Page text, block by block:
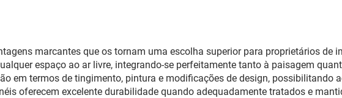
marcantes que os tornam uma escolha superior para proprietários de
espaço ao ar livre, integrando-se perfeitamente tanto à paisagem
em termos de tingimento, pintura e modificações de design, possibilitando
oferecem excelente durabilidade quando adequadamente tratados e